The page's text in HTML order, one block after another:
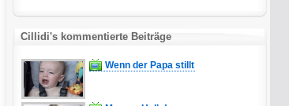
Cillidi's kommentierte Beiträge
Wenn der Papa stillt